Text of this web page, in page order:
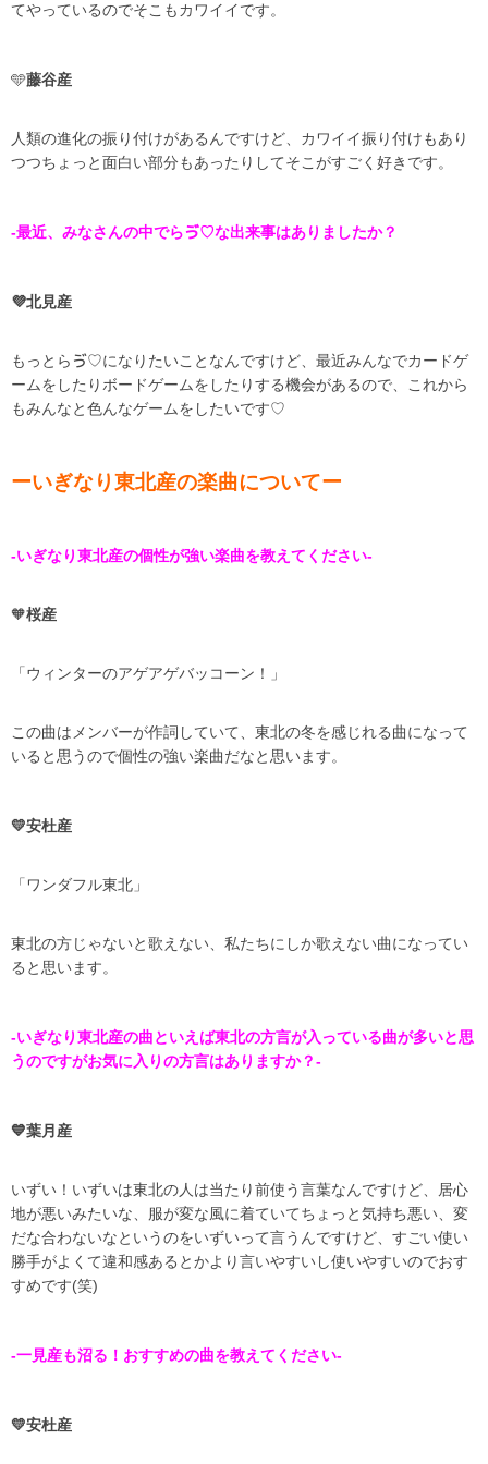
てやっているのでそこもカワイイです。
🩵藤谷産
人類の進化の振り付けがあるんですけど、カワイイ振り付けもあり
つつちょっと面白い部分もあったりしてそこがすごく好きです。
-最近、みなさんの中でらゔ♡な出来事はありましたか？
💜北見産
もっとらゔ♡になりたいことなんですけど、最近みんなでカードゲ
ームをしたりボードゲームをしたりする機会があるので、これから
もみんなと色んなゲームをしたいです♡
ーいぎなり東北産の楽曲についてー
-いぎなり東北産の個性が強い楽曲を教えてください-
🧡桜産
「ウィンターのアゲアゲバッコーン！」
この曲はメンバーが作詞していて、東北の冬を感じれる曲になって
いると思うので個性の強い楽曲だなと思います。
💛安杜産
「ワンダフル東北」
東北の方じゃないと歌えない、私たちにしか歌えない曲になってい
ると思います。
-いぎなり東北産の曲といえば東北の方言が入っている曲が多いと思
うのですがお気に入りの方言はありますか？-
💙葉月産
いずい！いずいは東北の人は当たり前使う言葉なんですけど、居心
地が悪いみたいな、服が変な風に着ていてちょっと気持ち悪い、変
だな合わないなというのをいずいって言うんですけど、すごい使い
勝手がよくて違和感あるとかより言いやすいし使いやすいのでおす
すめです(笑)
-一見産も沼る！おすすめの曲を教えてください-
💛安杜産